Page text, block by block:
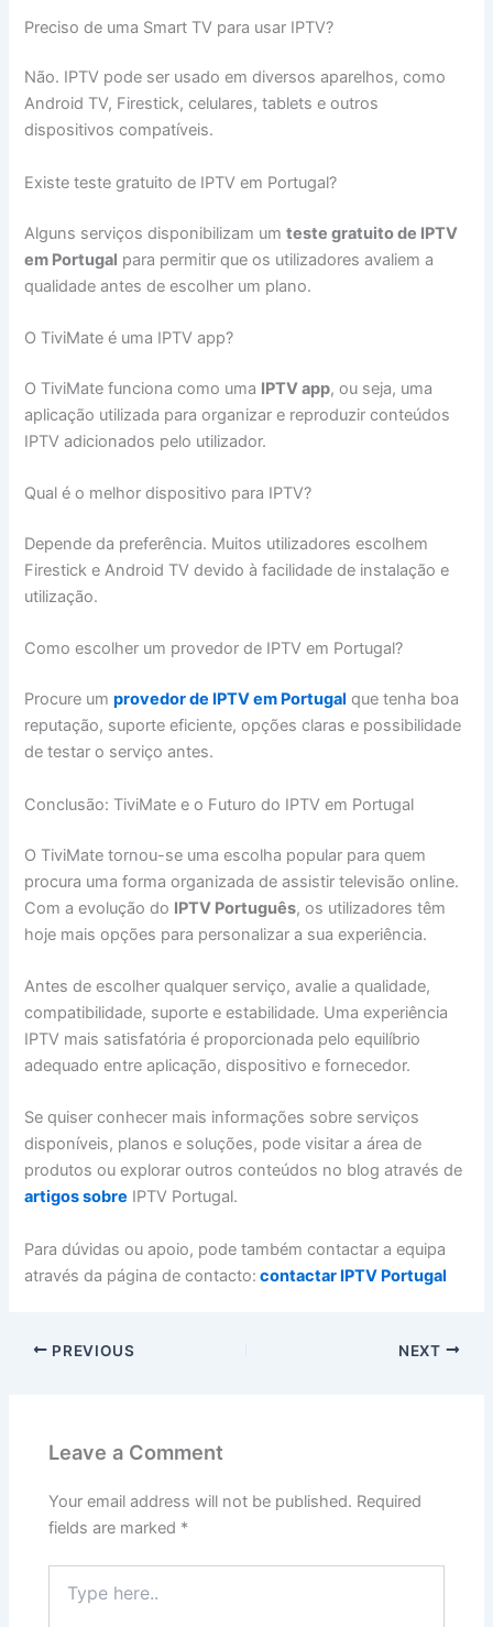
Preciso de uma Smart TV para usar IPTV?
Não. IPTV pode ser usado em diversos aparelhos, como
Android TV, Firestick, celulares, tablets e outros
dispositivos compatíveis.
Existe teste gratuito de IPTV em Portugal?
Alguns serviços disponibilizam umteste gratuito de IPTV
em Portugal para permitir que os utilizadores avaliem a
qualidade antes de escolher um plano.
O TiviMate é uma IPTV app?
O TiviMate funciona como uma IPTV app, ou seja, uma
aplicação utilizada para organizar e reproduzir conteúdos
IPTV adicionados pelo utilizador.
Qual é o melhor dispositivo para IPTV?
Depende da preferência. Muitos utilizadores escolhem
Firestick e Android TV devido à facilidade de instalação e
utilização.
Como escolher um provedor de IPTV em Portugal?
Procure umprovedor de IPTV em Portugal que tenha boa
reputação, suporte eficiente, opções claras e possibilidade
de testar o serviço antes.
Conclusão: TiviMate e o Futuro do IPTV em Portugal
O TiviMate tornou-se uma escolha popular para quem
procura uma forma organizada de assistir televisão online.
Com a evolução do IPTV Português, os utilizadores têm
hoje mais opções para personalizar a sua experiência.
Antes de escolher qualquer serviço, avalie a qualidade,
compatibilidade, suporte e estabilidade. Uma experiência
IPTV mais satisfatória é proporcionada pelo equilíbrio
adequado entre aplicação, dispositivo e fornecedor.
Se quiser conhecer mais informações sobre serviços
disponíveis, planos e soluções, pode visitar a área de
produtos ou explorar outros conteúdos no blog através de
artigos sobre IPTV Portugal.
Para dúvidas ou apoio, pode também contactar a equipa
através da página de contacto: contactar IPTV Portugal
PREVIOUS NEXT
Leave a Comment
Your email address will not be published. Required
fields are marked *
here..